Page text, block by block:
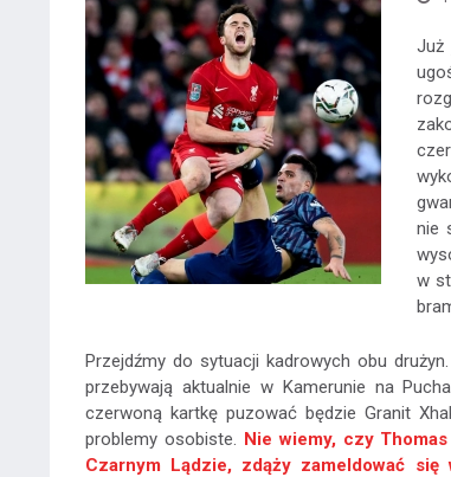
Już
nie
w
Przejdźmy do sytuacji kadrowych obu
przebywają aktualnie w Kamerunie na
czerwoną kartkę puzować będzie Granit
problemy osobiste. Nie wiemy, czy
Czarnym Lądzie, zdąży zameldować